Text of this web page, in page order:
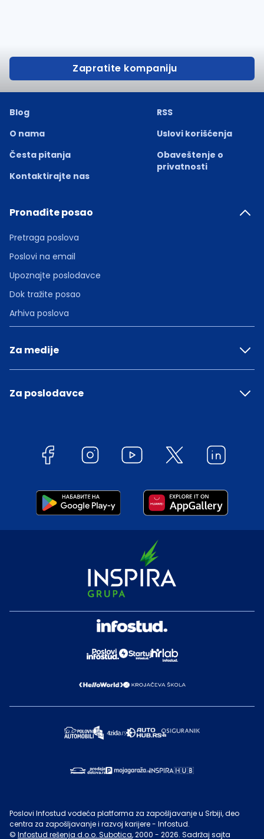
Zapratite kompaniju
Blog
O nama
Česta pitanja
Kontaktirajte nas
RSS
Uslovi korišćenja
Obaveštenje o
privatnosti
Pronađite posao
Pretraga poslova
Poslovi na email
Upoznajte poslodavce
Dok tražite posao
Arhiva poslova
Za medije
Za poslodavce
Poslovi Infostud vodeća platforma za zapošljavanje u Srbiji, deo
centra za zapošljavanje i razvoj karijere - Infostud.
© Infostud rešenja d.o.o. Subotica, 2000 - 2026. Sadržaj sajta